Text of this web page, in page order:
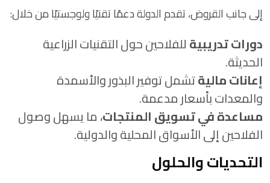
إلى جانب القروض، تقدم الدولة دعمًا تقنيًا ولوجستيًا من خلال:
دورات تدريبيةللفلاحين حول التقنيات الزراعية
الحديثة.
إعانات ماليةتشمل توفير البذور والأسمدة
والمعدات بأسعار مدعمة.
مساعدة في تسويق المنتجات، ما يسهل وصول
الفلاحين إلى الأسواق المحلية والدولية.
التحديات والحلول